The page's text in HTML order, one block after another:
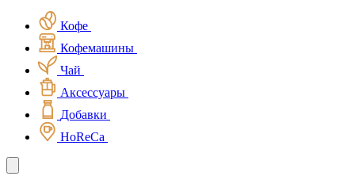
Кофе
Кофемашины
Чай
Аксессуары
Добавки
HoReCa